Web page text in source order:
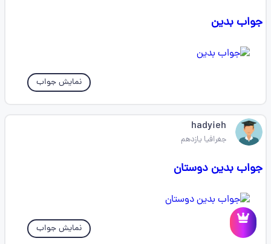
جواب بدین
نمایش جواب
hadyieh
جغرافیا یازدهم
جواب بدین دوستان
نمایش جواب